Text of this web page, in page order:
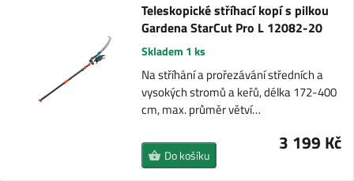
Teleskopické stříhací kopí s pilkou
Gardena StarCut Pro L 12082-20
Skladem 1 ks
Na stříhání a prořezávání středních a
vysokých stromů a keřů, délka 172-400
cm, max. průměr větví…
3 199 Kč
Do košíku